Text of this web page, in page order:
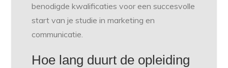
benodigde kwalificaties voor een succesvolle
start van je studie in marketing en
communicatie.
Hoe lang duurt de opleiding